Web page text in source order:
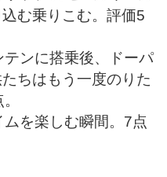
む乗りこむ。評価5
ンに搭乗後、ドーパ
ちはもう一度のりた
を楽しむ瞬間。7点